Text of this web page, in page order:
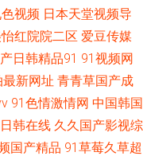
美色图网站 日韩无码男人天
久草作爱 欧美色图色色 三
超碰资源总站 91理论视频
白丝自慰足交 久久伊人狼
视频 日本天堂视频导
红院院二区 爱豆传媒
日韩精品91 91视频网
新网址 青青草国产成
91色情激情网 中国韩国
日韩在线 久久国产影视综
国产精品 91草莓久草超